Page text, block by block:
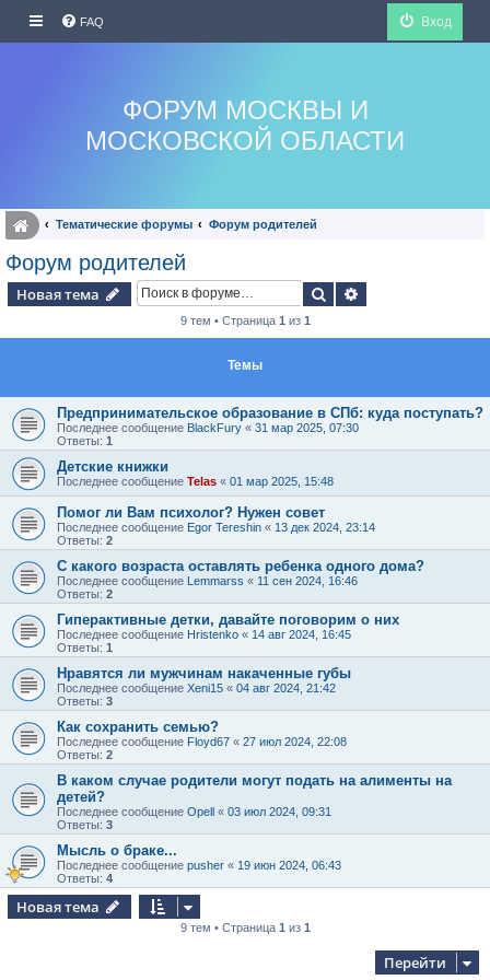
FAQ Вход
ФОРУМ МОСКВЫ И
МОСКОВСКОЙ ОБЛАСТИ
Тематические форумы Форум родителей
Форум родителей
Новая тема Поиск
9 тем • Страница 1 из 1
Темы
Предпринимательское образование в СПб: куда поступать?
Последнее сообщение BlackFury « 31 мар 2025, 07:30
Ответы: 1
Детские книжки
Последнее сообщение Telas « 01 мар 2025, 15:48
Помог ли Вам психолог? Нужен совет
Последнее сообщение Egor Tereshin « 13 дек 2024, 23:14
Ответы: 2
С какого возраста оставлять ребенка одного дома?
Последнее сообщение Lemmarss « 11 сен 2024, 16:46
Ответы: 2
Гиперактивные детки, давайте поговорим о них
Последнее сообщение Hristenko « 14 авг 2024, 16:45
Ответы: 1
Нравятся ли мужчинам накаченные губы
Последнее сообщение Xeni15 « 04 авг 2024, 21:42
Ответы: 3
Как сохранить семью?
Последнее сообщение Floyd67 « 27 июл 2024, 22:08
Ответы: 2
В каком случае родители могут подать на алименты на
детей?
Последнее сообщение Opell « 03 июл 2024, 09:31
Ответы: 3
Мысль о браке...
Последнее сообщение pusher « 19 июн 2024, 06:43
Ответы: 4
Новая тема
9 тем • Страница 1 из 1
Перейти